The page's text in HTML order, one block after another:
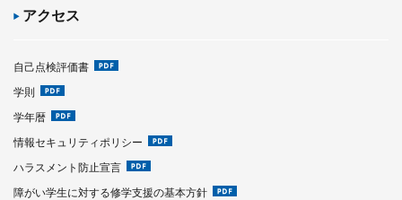
アクセス
自己点検評価書
学則
学年暦
情報セキュリティポリシー
ハラスメント防止宣言
障がい学生に対する修学支援の基本方針